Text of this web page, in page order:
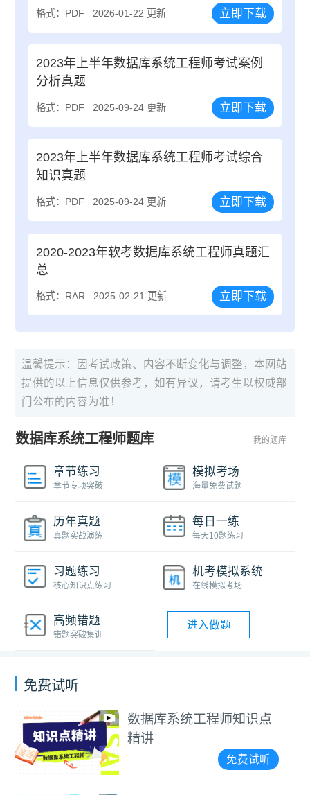
格式：PDF 2026-01-22 更新 立即下载
2023年上半年数据库系统工程师考试案例
分析真题
格式：PDF 2025-09-24 更新 立即下载
2023年上半年数据库系统工程师考试综合
知识真题
格式：PDF 2025-09-24 更新 立即下载
2020-2023年软考数据库系统工程师真题汇
总
格式：RAR 2025-02-21 更新 立即下载
温馨提示：因考试政策、内容不断变化与调整，本网站
提供的以上信息仅供参考，如有异议，请考生以权威部
门公布的内容为准！
数据库系统工程师题库 我的题库
章节练习
章节专项突破
模拟考场
海量免费试题
历年真题
真题实战演练
每日一练
每天10题练习
习题练习
核心知识点练习
机考模拟系统
在线模拟考场
高频错题
错题突破集训
进入做题
免费试听
数据库系统工程师知识点
精讲
免费试听